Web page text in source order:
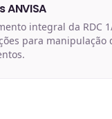
ANVISA
integral da RDC
para manipulação